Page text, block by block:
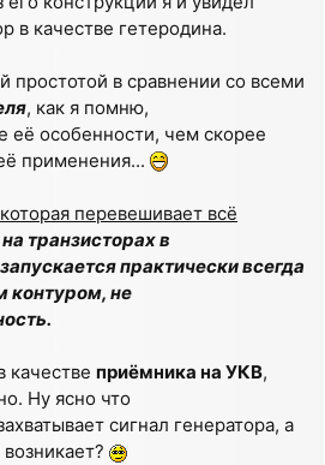
в качестве гетеродина.
простотой в сравнении со всеми
, как я помню,
её особенности, чем скорее
применения...
перевешивает всё
транзисторах в
практически всегда
контуром, не
качестве приёмника на УКВ,
Ну ясно что
сигнал генератора, а